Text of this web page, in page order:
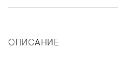
ОПИСАНИЕ